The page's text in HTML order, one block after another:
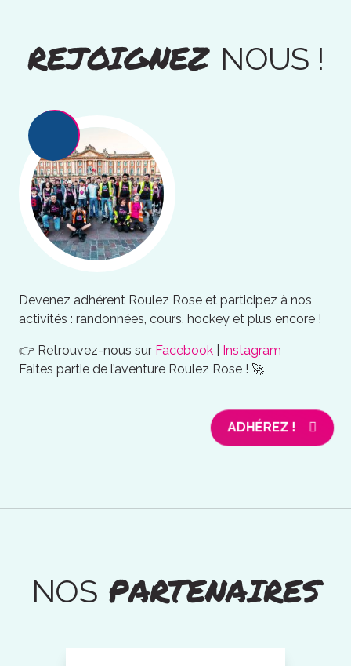
REJOIGNEZ NOUS !
Devenez adhérent Roulez Rose et participez à nos
activités : randonnées, cours, hockey et plus encore !
👉 Retrouvez-nous sur Facebook
Instagram
Faites partie de l’aventure Roulez Rose ! 🚀
ADHÉREZ !
NOSPARTENAIRES